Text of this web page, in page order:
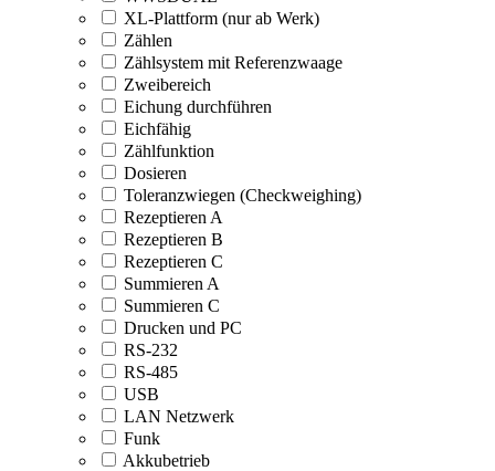
XL-Plattform (nur ab Werk)
Zählen
Zählsystem mit Referenzwaage
Zweibereich
Eichung durchführen
Eichfähig
Zählfunktion
Dosieren
Toleranzwiegen (Checkweighing)
Rezeptieren A
Rezeptieren B
Rezeptieren C
Summieren A
Summieren C
Drucken und PC
RS-232
RS-485
USB
LAN Netzwerk
Funk
Akkubetrieb